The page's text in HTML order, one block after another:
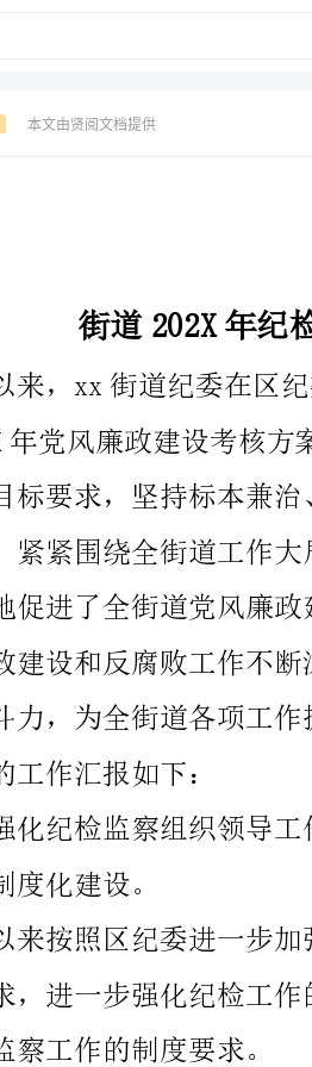
本文由贤阅文档提供
将全年来的工作汇报如下：
完善纪检监察工作的制度要求。